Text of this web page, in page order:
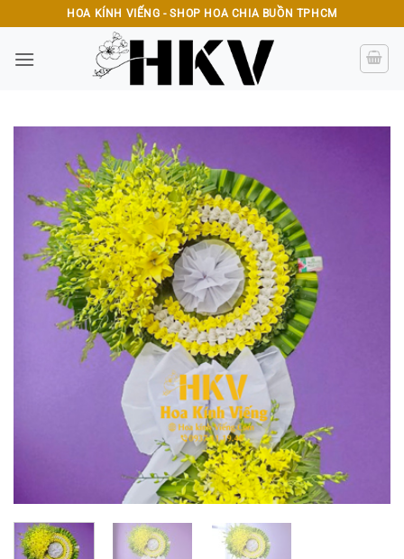
qua
nội
HOA KÍNH VIẾNG - SHOP HOA CHIA BUỒN TPHCM